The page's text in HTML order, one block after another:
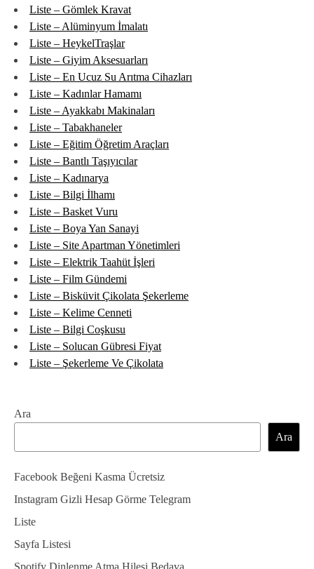
Liste – Gömlek Kravat
Liste – Alüminyum İmalatı
Liste – HeykelTraşlar
Liste – Giyim Aksesuarları
Liste – En Ucuz Su Arıtma Cihazları
Liste – Kadınlar Hamamı
Liste – Ayakkabı Makinaları
Liste – Tabakhaneler
Liste – Eğitim Öğretim Araçları
Liste – Bantlı Taşıyıcılar
Liste – Kadınarya
Liste – Bilgi İlhamı
Liste – Basket Vuru
Liste – Boya Yan Sanayi
Liste – Site Apartman Yönetimleri
Liste – Elektrik Taahüt İşleri
Liste – Film Gündemi
Liste – Bisküvit Çikolata Şekerleme
Liste – Kelime Cenneti
Liste – Bilgi Coşkusu
Liste – Solucan Gübresi Fiyat
Liste – Şekerleme Ve Çikolata
Ara
Ara
Facebook Beğeni Kasma Ücretsiz
Instagram Gizli Hesap Görme Telegram
Liste
Sayfa Listesi